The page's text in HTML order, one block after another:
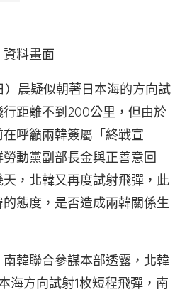
料畫面
晨疑似朝著日本海的方向試
距離不到200公里，但由於
呼籲兩韓簽屬「終戰宣
動黨副部長金與正善意回
，北韓又再度試射飛彈，此
態度，是否造成兩韓關係生
韓聯合參謀本部透露，北韓
海方向試射1枚短程飛彈，南